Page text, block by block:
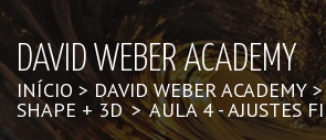
DAVID WEBER ACADEMY
INÍCIO > DAVID WEBER ACADEMY >
SHAPE + 3D >AULA 4 - AJUSTES